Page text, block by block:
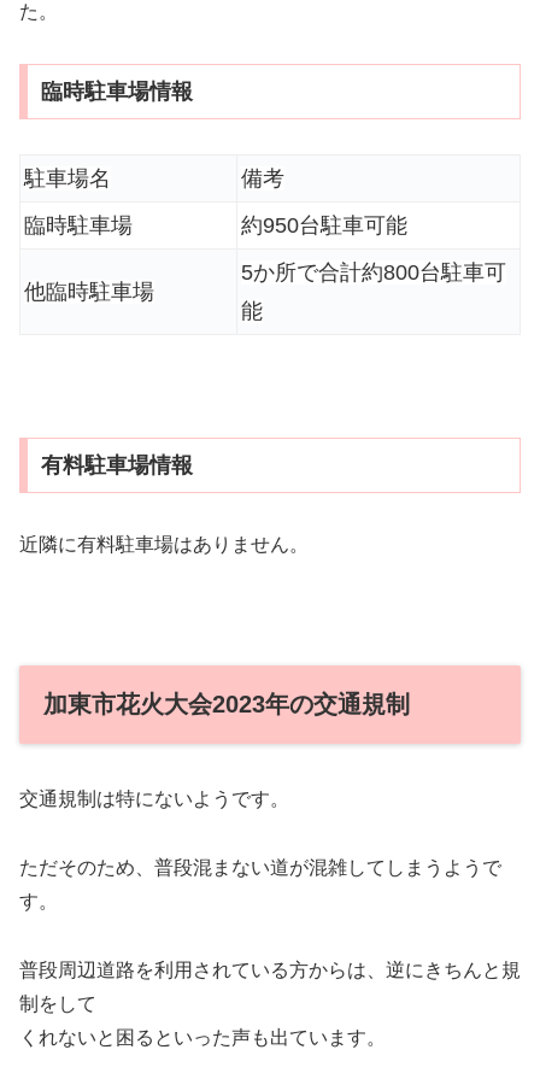
た。
臨時駐車場情報
駐車場名
備考
臨時駐車場
約950台駐車可能
他臨時駐車場
5か所で合計約800台駐車可
能
有料駐車場情報
近隣に有料駐車場はありません。
加東市花火大会2023年の交通規制
交通規制は特にないようです。
ただそのため、普段混まない道が混雑してしまうようで
す。
普段周辺道路を利用されている方からは、逆にきちんと規
制をして
くれないと困るといった声も出ています。